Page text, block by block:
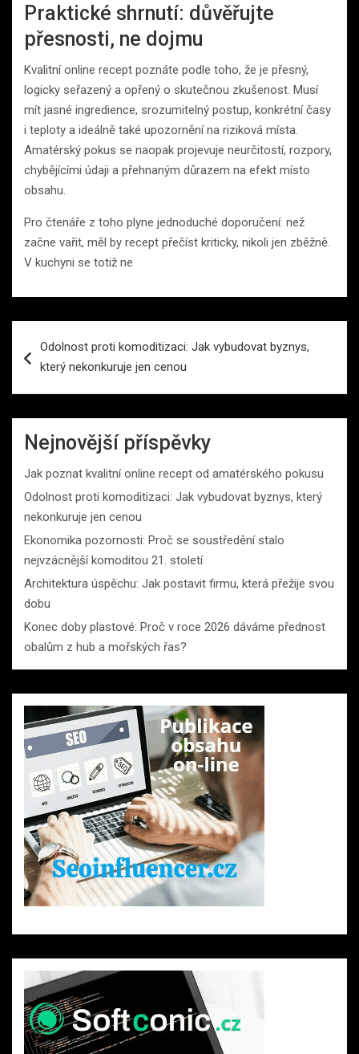
Praktické shrnutí: důvěřujte
přesnosti, ne dojmu
Kvalitní online recept poznáte podle toho, že je přesný,
logicky seřazený a opřený o skutečnou zkušenost. Musí
mít jasné ingredience, srozumitelný postup, konkrétní časy
i teploty a ideálně také upozornění na riziková místa.
Amatérský pokus se naopak projevuje neurčitostí, rozpory,
chybějícími údaji a přehnaným důrazem na efekt místo
obsahu.
Pro čtenáře z toho plyne jednoduché doporučení: než
začne vařit, měl by recept přečíst kriticky, nikoli jen zběžně.
V kuchyni se totiž ne
proOdolnost proti komoditizaci: Jak vybudovat byznys,
který nekonkuruje jen cenou
Nejnovější příspěvky
Jak poznat kvalitní online recept od amatérského pokusu
Odolnost proti komoditizaci: Jak vybudovat byznys, který
nekonkuruje jen cenou
Ekonomika pozornosti: Proč se soustředění stalo
nejvzácnější komoditou 21. století
Architektura úspěchu: Jak postavit firmu, která přežije svou
dobu
Konec doby plastové: Proč v roce 2026 dáváme přednost
obalům z hub a mořských řas?